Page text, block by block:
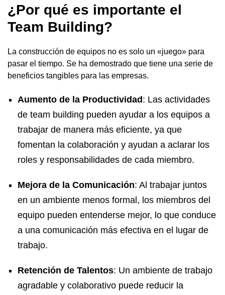
¿Por qué es importante el
Team Building?
La construcción de equipos no es solo un «juego» para
pasar el tiempo. Se ha demostrado que tiene una serie de
beneficios tangibles para las empresas.
Aumento de la Productividad : Las actividades
de team building pueden ayudar a los equipos a
trabajar de manera más eficiente, ya que
fomentan la colaboración y ayudan a aclarar los
roles y responsabilidades de cada miembro.
Mejora de la Comunicación: Al trabajar juntos
en un ambiente menos formal, los miembros del
equipo pueden entenderse mejor, lo que conduce
a una comunicación más efectiva en el lugar de
trabajo.
Retención de Talentos: Un ambiente de trabajo
agradable y colaborativo puede reducir la